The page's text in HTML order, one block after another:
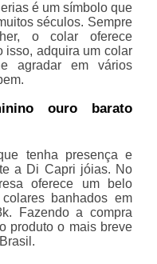
é um símbolo que
séculos. Sempre
o colar oferece
isso, adquira um colar
agradar em vários
ouro barato
tenha presença e
a Di Capri jóias. No
oferece um belo
banhados em
Fazendo a compra
produto o mais breve